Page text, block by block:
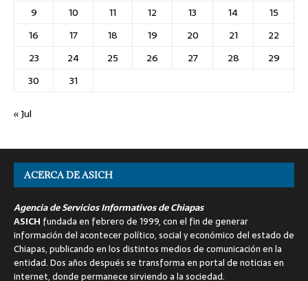
9
10 11 12 13 14
15
16
17 18 19 20 21
22
23
24 25 26 27 28
29
30
31
« Jul
ACERCA DE ASICH
Agencia de Servicios Informativos de Chiapas
ASICH fundada en febrero de 1999, con el fin de generar
información del acontecer político, social y económico del estado de
Chiapas, publicando en los distintos medios de comunicación en la
entidad. Dos años después se transforma en portal de noticias en
internet, donde permanece sirviendo a la sociedad.